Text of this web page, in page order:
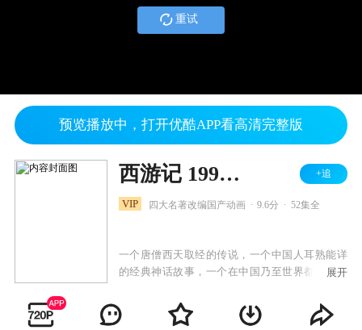
重试
预览播放中，打开优酷APP看高清完整版
西游记 1998版 +追
VIP 四大名著改编国产动画 9.6分 52集全
一个唐僧西天取经的传说，一个中国人耳熟能详
的经典神话故事，一个在中国乃至世界都已广泛
记》，让你在一个个神话仙境中留下不解之缘。
幽光点点、妖孽蠢动、张牙舞爪、狞笑狂喊，总
展开